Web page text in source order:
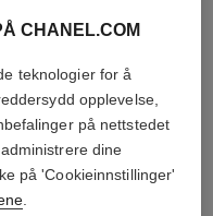
paris - paris
EAUX DE CHANEL - HAIR
BODY SHOWER GEL
CHANEL.COM
teknologier for å
opplevelse,
på nettstedet
dine
på 'Cookieinnstillinger'
.